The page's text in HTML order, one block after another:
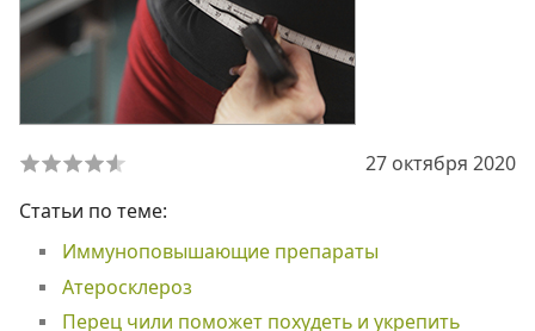
27 октября 2020
Статьи по теме:
Иммуноповышающие препараты
Атеросклероз
Перец чили поможет похудеть и укрепить